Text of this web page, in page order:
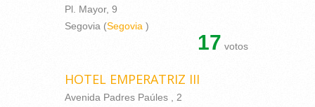
Pl. Mayor, 9
Segovia (Segovia )
17 votos
HOTEL EMPERATRIZ III
Avenida Padres Paúles , 2